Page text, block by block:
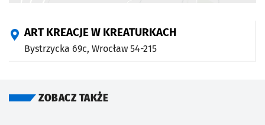
ART KREACJE W KREATURKACH
Bystrzycka 69c, Wrocław 54-215
ZOBACZ TAKŻE